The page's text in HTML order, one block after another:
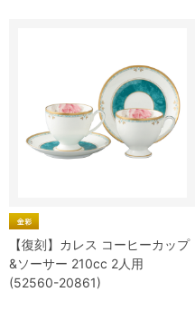
【復刻】カレス コーヒーカップ
&ソーサー 210cc 2人用
(52560-20861)